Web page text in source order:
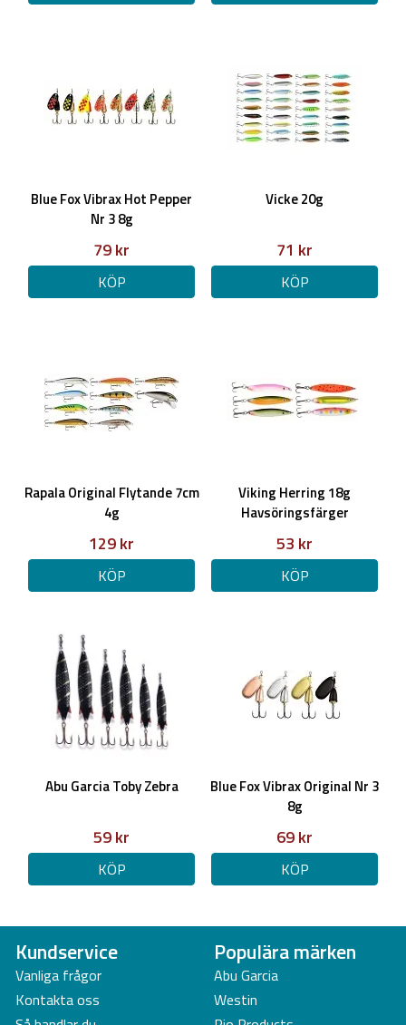
Blue Fox Vibrax Hot Pepper
Nr 3 8g
79 kr
KÖP
Vicke 20g
71 kr
KÖP
Rapala Original Flytande 7cm
4g
129 kr
KÖP
Viking Herring 18g
Havsöringsfärger
53 kr
KÖP
Abu Garcia Toby Zebra
59 kr
KÖP
Blue Fox Vibrax Original Nr 3
8g
69 kr
KÖP
Kundservice
Vanliga frågor
Kontakta oss
Populära märken
Abu Garcia
Westin